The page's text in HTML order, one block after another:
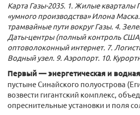
Карта Газы-2035. 1. Жилые кварталы
«умного производства» Илона
трамвайные пути вокруг Газы. 4.
Даты-центры (полный контроль
оптоволоконный интернет. 7.
Водный узел. 9. Аэропорт. 10.
Первый — энергетическая и
пустыне Синайского полуострова
возвести гигантский комплекс,
опреснительные установки и поля